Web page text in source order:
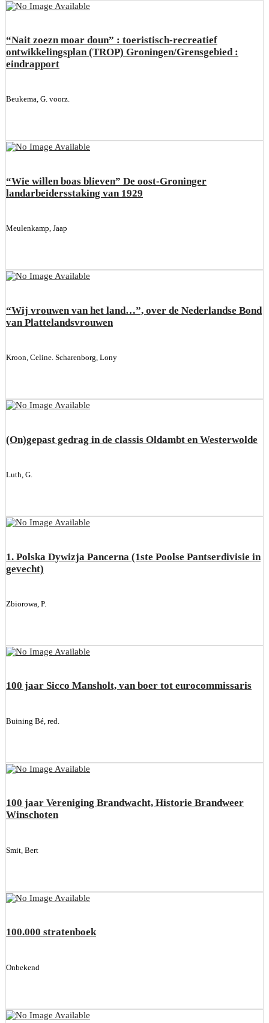
“Nait zoezn moar doun” : toeristisch-recreatief
ontwikkelingsplan (TROP) Groningen/Grensgebied :
eindrapport
Beukema, G. voorz.
“Wie willen boas blieven” De oost-Groninger
landarbeidersstaking van 1929
Meulenkamp, Jaap
“Wij vrouwen van het land…”, over de Nederlandse Bond
van Plattelandsvrouwen
Kroon, Celine. Scharenborg, Lony
(On)gepast gedrag in de classis Oldambt en Westerwolde
Luth, G.
1. Polska Dywizja Pancerna (1ste Poolse Pantserdivisie in
gevecht)
Zbiorowa, P.
100 jaar Sicco Mansholt, van boer tot eurocommissaris
Buining Bé, red.
100 jaar Vereniging Brandwacht, Historie Brandweer
Winschoten
Smit, Bert
100.000 stratenboek
Onbekend